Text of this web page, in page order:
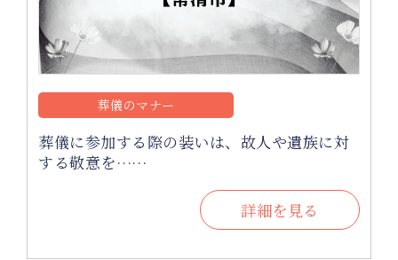
葬儀のマナー
葬儀に参加する際の装いは、故人や遺族に対
する敬意を……
詳細を見る